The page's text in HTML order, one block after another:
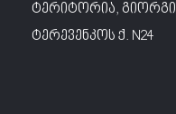
ტერიტორია, გიორგი
ტერევენკოს ქ. N24